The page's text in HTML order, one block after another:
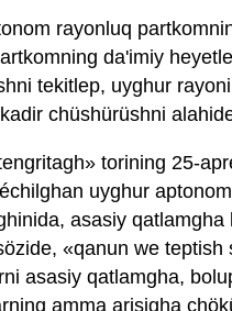
rayonluq
da'imiy
tekitlep, uyghur
chüshürüshni
torining 25-
uyghur
asasiy
«qanun we
asasiy qatlamgha,
amma arisigha